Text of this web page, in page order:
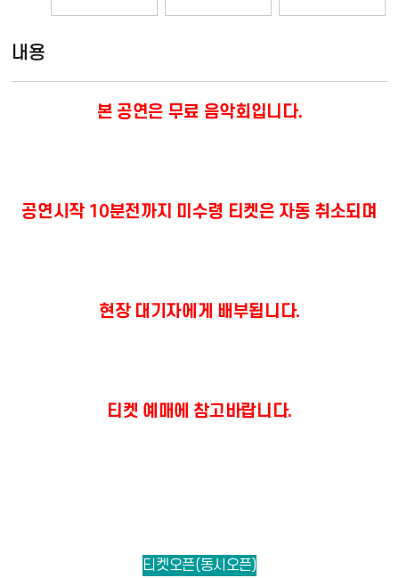
내용
본 공연은 무료 음악회입니다.
공연시작 10분전까지 미수령 티켓은 자동 취소되며
현장 대기자에게 배부됩니다.
티켓 예매에 참고바랍니다.
티켓오픈(동시오픈)